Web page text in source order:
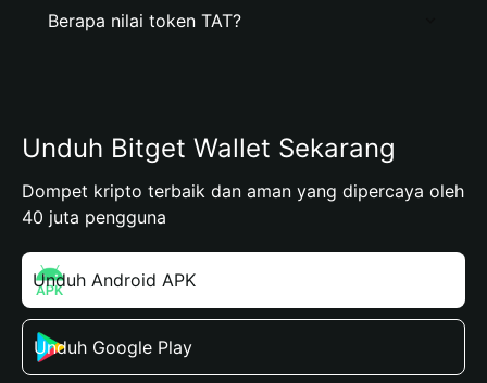
Berapa nilai token TAT?
Unduh Bitget Wallet Sekarang
Dompet kripto terbaik dan aman yang dipercaya oleh
40 juta pengguna
Unduh Android APK
Unduh Google Play